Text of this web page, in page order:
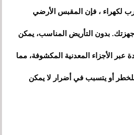
لكهراء ، فإن المقبس الأرضي
بدون التأريض المناسب، يمكن
عبر الأجزاء المعدنية المكشوفة، مما
أو يتسبب في أضرار لا يمكن